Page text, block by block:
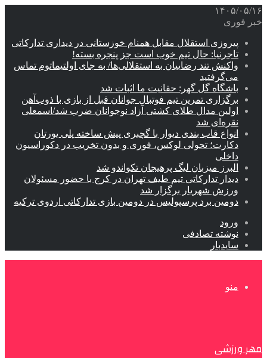
۱۴۰۵/۰۵/۱۶
خبر فوری
پیروزی استقلال مقابل همنام خوزستانی در دیداری تدارکاتی
تاجرنیا: حال تیم خوب است جز پنجره بسته!
واکنش تند رضاییان به استقلالی‌ها/ به جای اولتیماتوم تماس
می‌گرفتید
باشگاه گل گهر: حقانیت ما اثبات شد
برگزاری تمرین تیم فوتبال جوانان قبل از بازی با ذوب‌آهن
اولین مدال طلای کشتی آزاد نوجوانان ضرب شد/اسمعلی
نقره‌ای شد
انواع قاب بندی دیوار با گچبری پیش ساخته پلی یورتان
دکارت؛ تحولی لوکس، فوری و بدون تخریب در دکوراسیون
داخلی
البرز میزبان لیگ پرهیجان تکواندو شد
دیدار تدارکاتی تیم طیف تهران در کرج با حضور مسئولان
ورزش شهریار برگزار شد
دومین برد پرسپولیس در دومین بازی تدارکاتی اردوی ترکیه
ورود
نوشته تصادفی
سایدبار
منو
مهر ورزشی